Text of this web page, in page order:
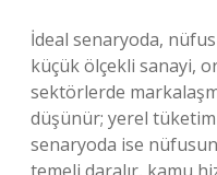
İdeal senaryoda,
küçük ölçekli sanayi,
sektörlerde
düşünür; yerel
senaryoda ise